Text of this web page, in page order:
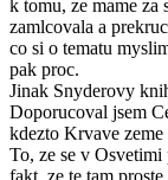
k tomu, ze mame za
zamlcovala a
co si o tematu
pak proc.
Jinak Snyderovy
Doporucoval jsem
kdezto Krvave zeme
To, ze se v